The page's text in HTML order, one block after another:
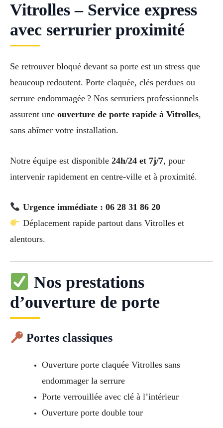
Vitrolles – Service express
avec serrurier proximité
Se retrouver bloqué devant sa porte est un stress que
beaucoup redoutent. Porte claquée, clés perdues ou
serrure endommagée ? Nos serruriers professionnels
assurent une ouverture de porte rapide à Vitrolles,
sans abîmer votre installation.
Notre équipe est disponible 24h/24 et 7j/7, pour
intervenir rapidement en centre-ville et à proximité.
Urgence immédiate : 06 28 31 86 20
Déplacement rapide partout dans Vitrolles et
alentours.
Nos prestations
d’ouverture de porte
Portes classiques
Ouverture porte claquée Vitrolles sans
endommager la serrure
Porte verrouillée avec clé à l’intérieur
Ouverture porte double tour